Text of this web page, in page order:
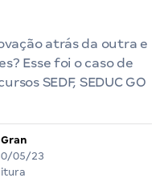
atrás da outra e
Esse foi o caso de
SEDF, SEDUC GO
05/23